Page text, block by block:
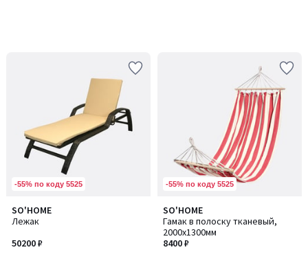
-55% по коду 5525
SO'HOME
Лежак
50200 ₽
-55% по коду 5525
SO'HOME
Гамак в полоску тканевый,
2000х1300мм
8400 ₽